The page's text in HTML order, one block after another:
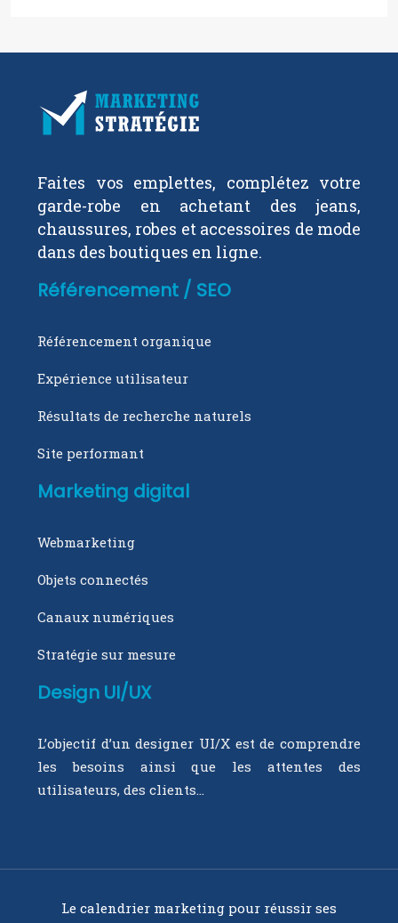
Faites vos emplettes, complétez votre
garde-robe en achetant des jeans,
chaussures, robes et accessoires de mode
dans des boutiques en ligne.
Référencement / SEO
Référencement organique
Expérience utilisateur
Résultats de recherche naturels
Site performant
Marketing digital
Webmarketing
Objets connectés
Canaux numériques
Stratégie sur mesure
Design UI/UX
L’objectif d’un designer UI/X est de comprendre
les besoins ainsi que les attentes des
utilisateurs, des clients…
Le calendrier marketing pour réussir ses